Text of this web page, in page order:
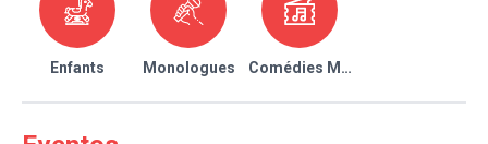
Enfants Monologues Comédies Musicales